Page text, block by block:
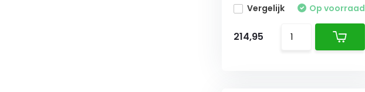
Vergelijk Op voorraad
214,95